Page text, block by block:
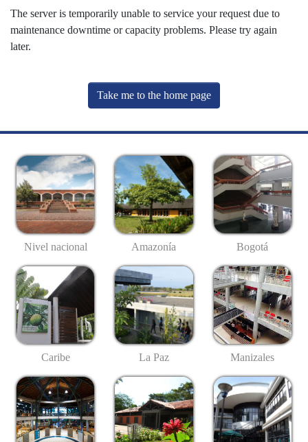
The server is temporarily unable to service your request due to
maintenance downtime or capacity problems. Please try again
later.
Take me to the home page
Nivel nacional Amazonía Bogotá
Caribe La Paz Manizales